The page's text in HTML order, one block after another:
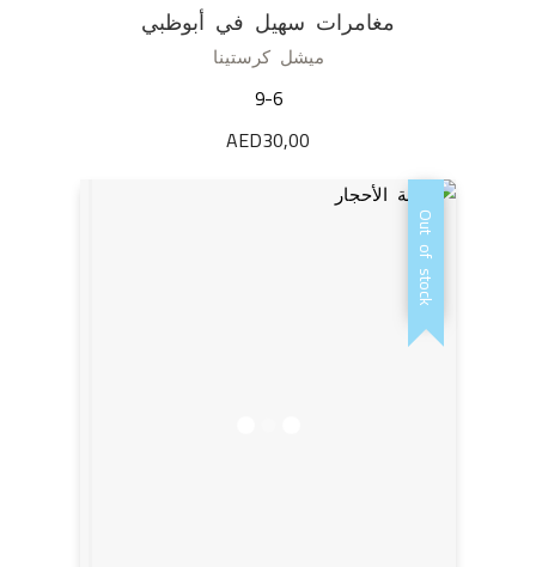
مغامرات سهيل في أبوظبي
ميشل كرستينا
9-6
AED30,00
Out of stock